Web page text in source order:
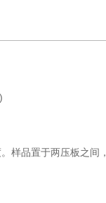
样品置于两压板之间